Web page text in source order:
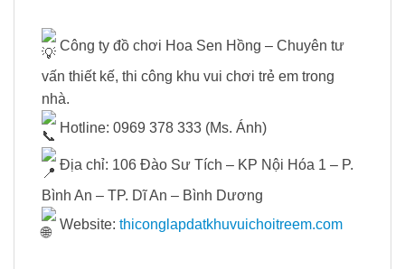
Công ty đồ chơi Hoa Sen Hồng – Chuyên tư
vấn thiết kế, thi công khu vui chơi trẻ em trong
nhà.
Hotline: 0969 378 333 (Ms. Ánh)
Địa chỉ: 106 Đào Sư Tích – KP Nội Hóa 1 – P.
Bình An – TP. Dĩ An – Bình Dương
Website: thiconglapdatkhuvuichoitreem.com